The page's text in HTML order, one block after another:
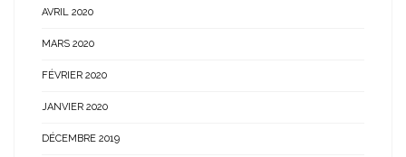
AVRIL 2020
MARS 2020
FÉVRIER 2020
JANVIER 2020
DÉCEMBRE 2019